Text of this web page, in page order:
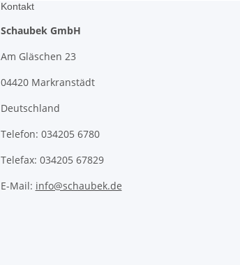
Kontakt
Schaubek GmbH
Am Gläschen 23
04420 Markranstädt
Deutschland
Telefon: 034205 6780
Telefax: 034205 67829
E-Mail: info@schaubek.de